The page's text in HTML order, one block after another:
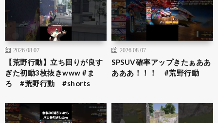
2026.08.07
【荒野行動】立ち回りが良す
ぎた初動3枚抜きwww #ま
ろ #荒野行動 #shorts
2026.08.07
SPSUV確率アップきたぁああ
あああ！！！ #荒野行動